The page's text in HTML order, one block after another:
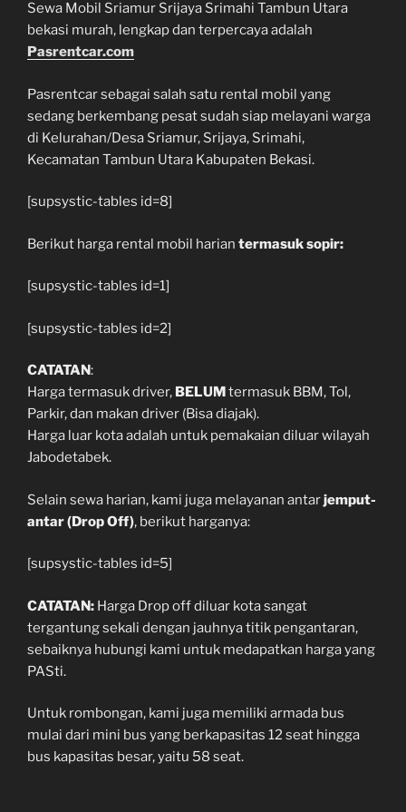
Sewa Mobil Sriamur Srijaya Srimahi Tambun Utara
bekasi murah, lengkap dan terpercaya adalah
Pasrentcar.com
Pasrentcar sebagai salah satu rental mobil yang
sedang berkembang pesat sudah siap melayani warga
di Kelurahan/Desa Sriamur, Srijaya, Srimahi,
Kecamatan Tambun Utara Kabupaten Bekasi.
[supsystic-tables id=8]
Berikut harga rental mobil harian termasuk sopir:
[supsystic-tables id=1]
[supsystic-tables id=2]
CATATAN:
Harga termasuk driver, BELUMtermasuk BBM, Tol,
Parkir, dan makan driver (Bisa diajak).
Harga luar kota adalah untuk pemakaian diluar wilayah
Jabodetabek.
Selain sewa harian, kami juga melayanan antarjemput-
antar (Drop Off), berikut harganya:
[supsystic-tables id=5]
CATATAN: Harga Drop off diluar kota sangat
tergantung sekali dengan jauhnya titik pengantaran,
sebaiknya hubungi kami untuk medapatkan harga yang
PASti.
Untuk rombongan, kami juga memiliki armada bus
mulai dari mini bus yang berkapasitas 12 seat hingga
bus kapasitas besar, yaitu 58 seat.